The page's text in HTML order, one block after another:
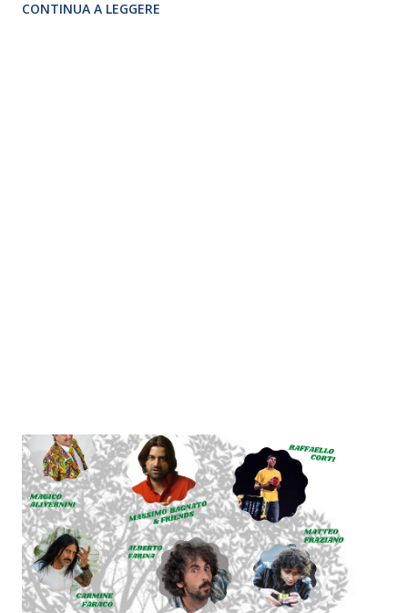
assicura, a tutti coloro che desiderano iscriversi al
CONTINUA A LEGGERE